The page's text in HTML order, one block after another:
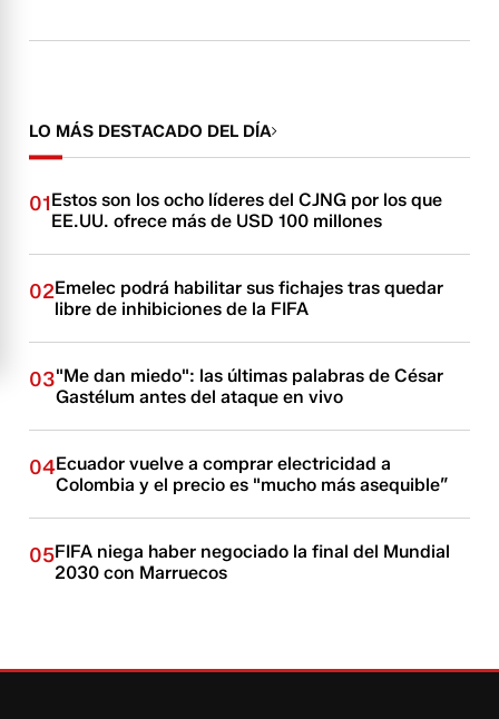
LO MÁS DESTACADO DEL DÍA
01Estos son los ocho líderes del CJNG por los que
EE.UU. ofrece más de USD 100 millones
02Emelec podrá habilitar sus fichajes tras quedar
libre de inhibiciones de la FIFA
03"Me dan miedo": las últimas palabras de César
Gastélum antes del ataque en vivo
04Ecuador vuelve a comprar electricidad a
Colombia y el precio es "mucho más asequible”
05FIFA niega haber negociado la final del Mundial
2030 con Marruecos